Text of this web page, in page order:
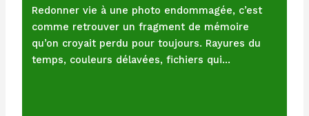
Redonner vie à une photo endommagée, c’est
comme retrouver un fragment de mémoire
qu’on croyait perdu pour toujours. Rayures du
temps, couleurs délavées, fichiers qui…